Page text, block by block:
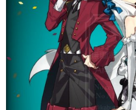
【FGO】水着玉藻 Fate/
【FGO】高速周回勢には好評み
んなの反応まとめ
【FGO】アルトリアとWログレス
かわかる？